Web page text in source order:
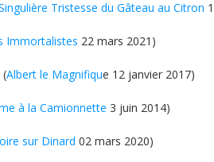
Tristesse du Gâteau au Citron
Immortalistes 22 mars 2021)
(Albert le Magnifique 12 janvier 2017)
à la Camionnette 3 juin 2014)
sur Dinard 02 mars 2020)